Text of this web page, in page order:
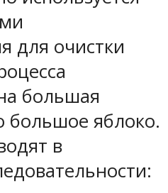
для очистки
большая
большое яблоко.
в